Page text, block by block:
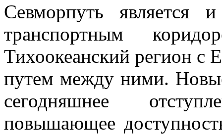
Севморпуть является
транспортным
Тихоокеанский регион с
путем между ними.
сегодняшнее
повышающее